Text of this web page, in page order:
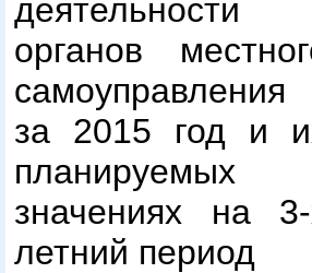
деятельности
органов
самоуправления
за 2015 год и
планируемых
значениях на
летний период